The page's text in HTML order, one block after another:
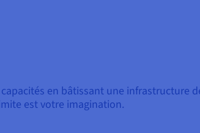
en bâtissant une infrastructure
est votre imagination.